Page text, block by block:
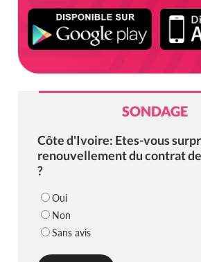
SONDAGE
Côte d'Ivoire: Etes-vous
renouvellement du contrat de
?
Oui
Non
Sans avis